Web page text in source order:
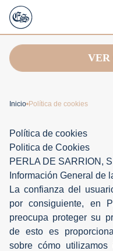
VER
Inicio Política de cookies
Política de cookies
Politica de Cookies
PERLA DE SARRION,
Información General de
La confianza del
por consiguiente, en
preocupa proteger su
de esto es
sobre cómo